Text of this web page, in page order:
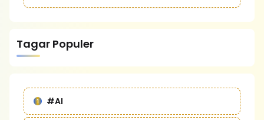
Tagar Populer
#AI